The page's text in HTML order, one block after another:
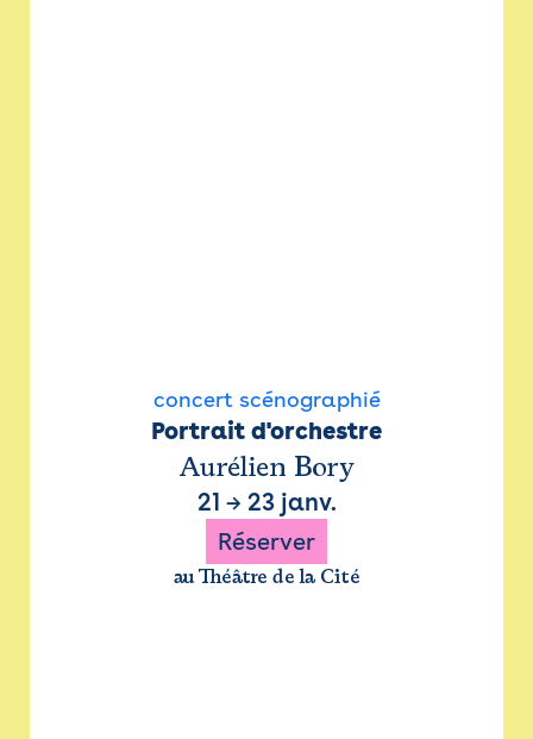
concert scénographié
Portrait d'orchestre
Aurélien Bory
21 → 23 janv.
Réserver
au Théâtre de la Cité